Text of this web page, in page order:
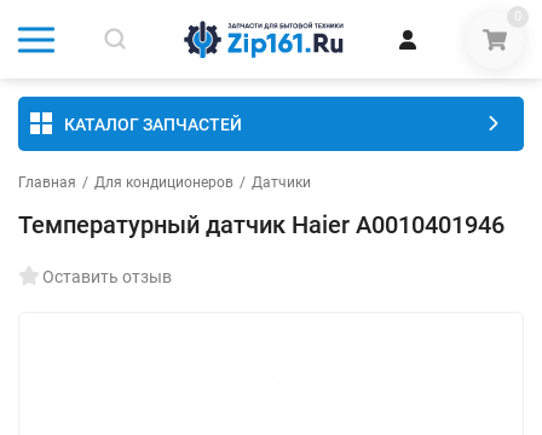
0
КАТАЛОГ ЗАПЧАСТЕЙ
Главная / Для кондиционеров / Датчики
Температурный датчик Haier A0010401946
Оставить отзыв